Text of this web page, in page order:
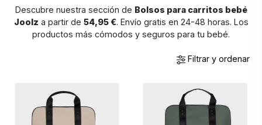
Descubre nuestra sección de Bolsos para carritos bebé
Joolz a partir de 54,95 €. Envío gratis en 24-48 horas. Los
productos más cómodos y seguros para tu bebé.
Filtrar y ordenar